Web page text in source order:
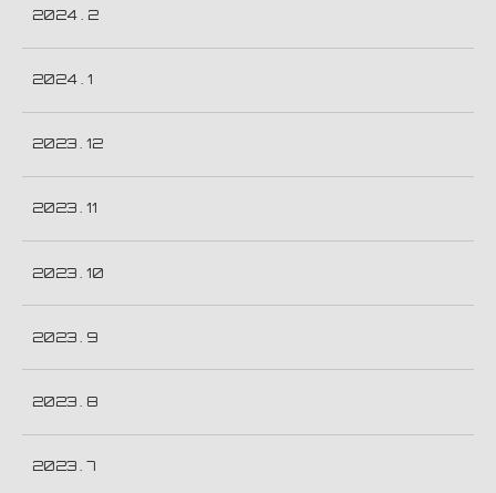
2024 . 2
2024 . 1
2023 . 12
2023 . 11
2023 . 10
2023 . 9
2023 . 8
2023 . 7